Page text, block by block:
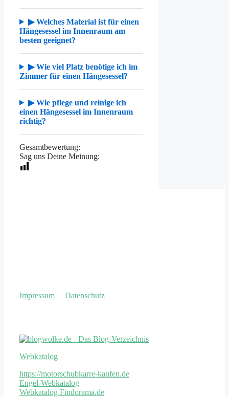
▶ Welches Material ist für einen
Hängesessel im Innenraum am
besten geeignet?
▶ Wie viel Platz benötige ich im
Zimmer für einen Hängesessel?
▶ Wie pflege und reinige ich
einen Hängesessel im Innenraum
richtig?
Gesamtbewertung:
Sag uns Deine Meinung:
Impressum Datenschutz
Webkatalog
https://motorschubkarre-kaufen.de
Engel-Webkatalog
Webkatalog Findorama.de